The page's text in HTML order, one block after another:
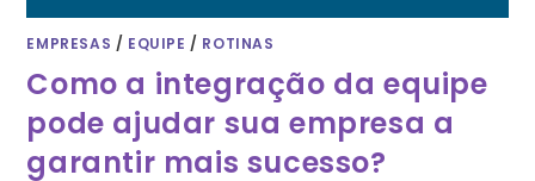
EMPRESAS / EQUIPE / ROTINAS
Como a integração da equipe
pode ajudar sua empresa a
garantir mais sucesso?